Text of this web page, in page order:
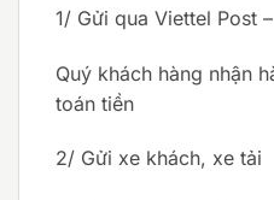
1/ Gửi qua Viettel Post
Quý khách hàng nhận
toán tiền
2/ Gửi xe khách, xe tải